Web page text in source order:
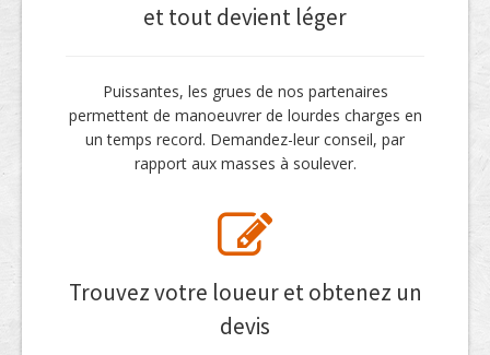
et tout devient léger
Puissantes, les grues de nos partenaires
permettent de manoeuvrer de lourdes charges en
un temps record. Demandez-leur conseil, par
rapport aux masses à soulever.
Trouvez votre loueur et obtenez un
devis